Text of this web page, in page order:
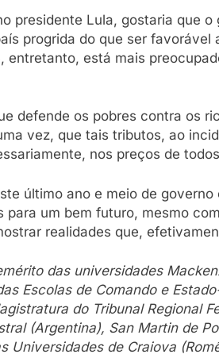
presidente Lula, gostaria que
progrida do que ser favorável
entretanto, está mais
defende os pobres contra os
vez, que tais tributos, ao
nos preços de
último ano e meio de governo
um bem futuro, mesmo
realidades que,
das universidades
Escolas de Comando e
do Tribunal Regional
(Argentina), San Martin de
Universidades de Craiova